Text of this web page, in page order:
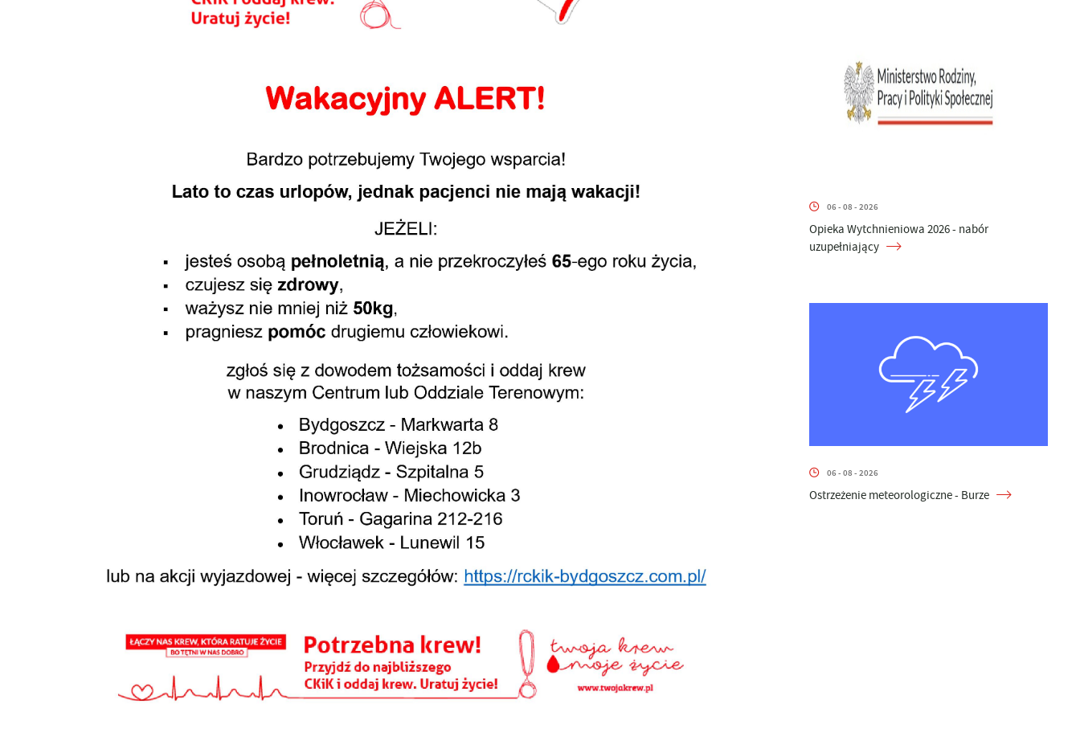
06 - 08 - 2026
Opieka Wytchnieniowa 2026 - nabór
uzupełniający
06 - 08 - 2026
Ostrzeżenie meteorologiczne - Burze